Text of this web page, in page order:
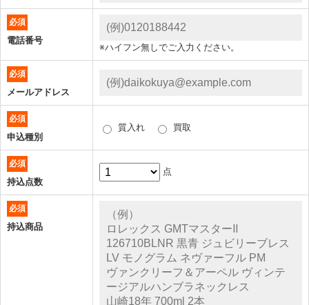
必須
電話番号
※ハイフン無しでご入力ください。
必須
メールアドレス
必須
申込種別
質入れ 買取
必須
持込点数
点
必須
持込商品